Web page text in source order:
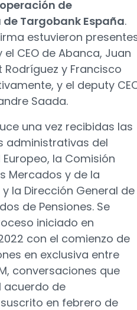
de
Targobank España.
estuvieron
CEO de Abanca, Juan
Rodríguez y Francisco
y el deputy
Saada.
una vez recibidas las
administrativas del
la Comisión
Mercados y de la
la Dirección General de
de Pensiones. Se
iniciado en
con el comienzo de
en exclusiva entre
conversaciones que
acuerdo de
en febrero de